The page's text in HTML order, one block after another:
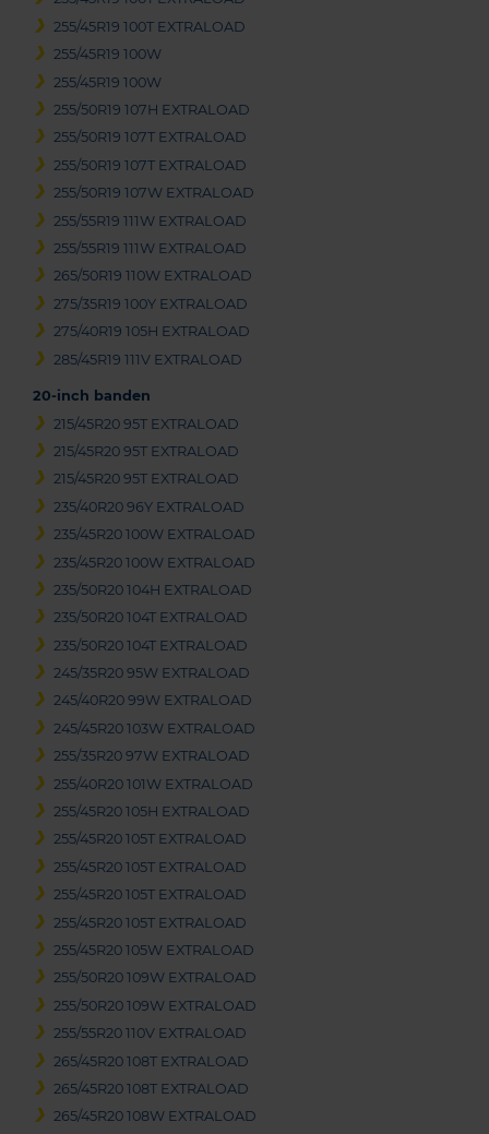
255/45R19 100T EXTRALOAD
255/45R19 100W
255/45R19 100W
255/50R19 107H EXTRALOAD
255/50R19 107T EXTRALOAD
255/50R19 107T EXTRALOAD
255/50R19 107W EXTRALOAD
255/55R19 111W EXTRALOAD
255/55R19 111W EXTRALOAD
265/50R19 110W EXTRALOAD
275/35R19 100Y EXTRALOAD
275/40R19 105H EXTRALOAD
285/45R19 111V EXTRALOAD
20-inch banden
215/45R20 95T EXTRALOAD
215/45R20 95T EXTRALOAD
215/45R20 95T EXTRALOAD
235/40R20 96Y EXTRALOAD
235/45R20 100W EXTRALOAD
235/45R20 100W EXTRALOAD
235/50R20 104H EXTRALOAD
235/50R20 104T EXTRALOAD
235/50R20 104T EXTRALOAD
245/35R20 95W EXTRALOAD
245/40R20 99W EXTRALOAD
245/45R20 103W EXTRALOAD
255/35R20 97W EXTRALOAD
255/40R20 101W EXTRALOAD
255/45R20 105H EXTRALOAD
255/45R20 105T EXTRALOAD
255/45R20 105T EXTRALOAD
255/45R20 105T EXTRALOAD
255/45R20 105T EXTRALOAD
255/45R20 105W EXTRALOAD
255/50R20 109W EXTRALOAD
255/50R20 109W EXTRALOAD
255/55R20 110V EXTRALOAD
265/45R20 108T EXTRALOAD
265/45R20 108T EXTRALOAD
265/45R20 108W EXTRALOAD